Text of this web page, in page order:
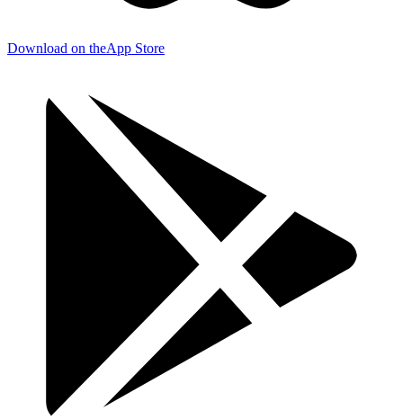
Download on theApp Store